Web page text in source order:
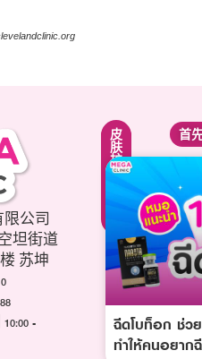
限公司
坦街道
7楼 苏坤
-
面
部
轮
廓
整
肉
毒
杆
(玻
尿
紧
致
提
升
疗
三
代
海
波
(超
皮
肤
护
理
程
白
针
祛
针
维
首
ฉีดโบท็อก ช่ว
ทำให้คนอยาก